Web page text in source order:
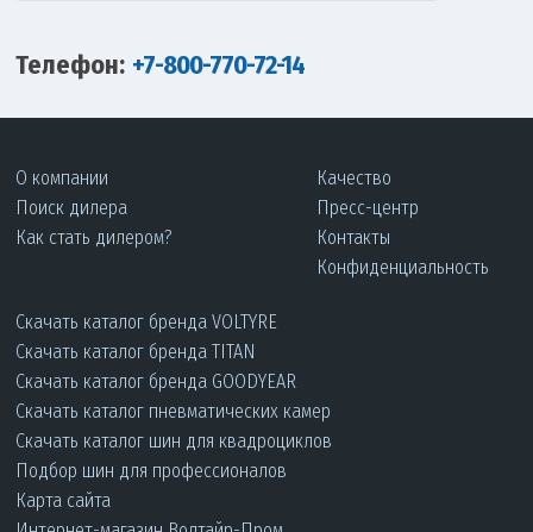
Телефон: +7-800-770-72-14
О компании
Поиск дилера
Как стать дилером?
Качество
Пресс-центр
Контакты
Конфиденциальность
Скачать каталог бренда VOLTYRE
Скачать каталог бренда TITAN
Скачать каталог бренда GOODYEAR
Скачать каталог пневматических камер
Скачать каталог шин для квадроциклов
Подбор шин для профессионалов
Карта сайта